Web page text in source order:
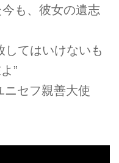
も、彼女の遺志
してはいけないも
”
ニセフ親善大使